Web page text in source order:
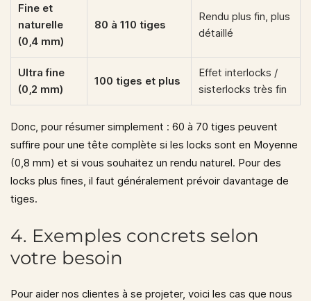
Fine et
naturelle
(0,4 mm)
80 à 110 tiges
Rendu plus fin, plus
détaillé
Ultra fine
(0,2 mm)
100 tiges et plus
Effet interlocks /
sisterlocks très fin
Donc, pour résumer simplement : 60 à 70 tiges peuvent
suffire pour une tête complète si les locks sont en Moyenne
(0,8 mm) et si vous souhaitez un rendu naturel. Pour des
locks plus fines, il faut généralement prévoir davantage de
tiges.
4. Exemples concrets selon
votre besoin
Pour aider nos clientes à se projeter, voici les cas que nous